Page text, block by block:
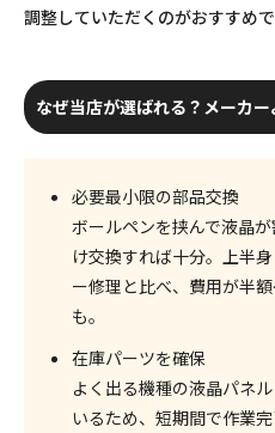
調整していただくのがおすすめで
なぜ当店が選ばれる？メーカ
必要最小限の部品交換
ボールペンを挟んで液晶
け交換すれば十分。上半
ー修理と比べ、 費用が半
も。
在庫パーツを確保
よく出る機種の液晶パネ
いるため、 短期間で作業